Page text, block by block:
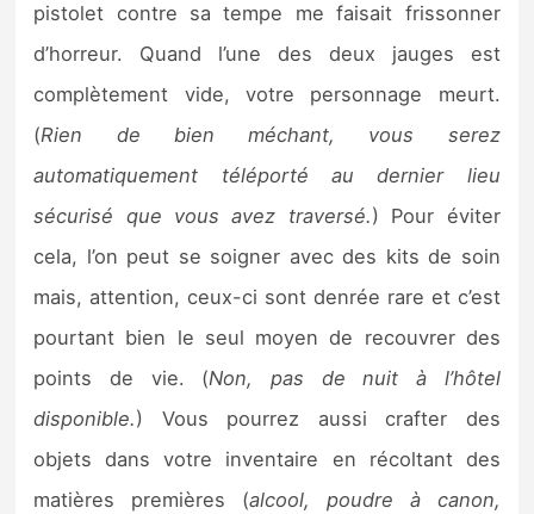
pistolet contre sa tempe me faisait frissonner
d’horreur. Quand l’une des deux jauges est
complètement vide, votre personnage meurt.
(Rien de bien méchant, vous serez
automatiquement téléporté au dernier lieu
sécurisé que vous avez traversé.) Pour éviter
cela, l’on peut se soigner avec des kits de soin
mais, attention, ceux-ci sont denrée rare et c’est
pourtant bien le seul moyen de recouvrer des
points de vie. (Non, pas de nuit à l’hôtel
disponible.) Vous pourrez aussi crafter des
objets dans votre inventaire en récoltant des
matières premières (alcool, poudre à canon,